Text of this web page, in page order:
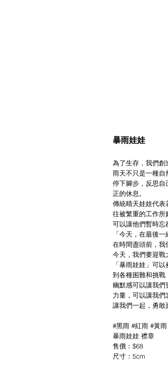
暴雨娃娃
為了生存，我們創
雨天不只是一種自
停下腳步，反思自
正的休息。
傳統晴天娃娃代表
往被繁重的工作所
可以讓他們暫時忘
「今天，在最後一
在時間盡頭前，我
今天，我們要迎戰
「暴雨娃娃」可
到各種困難和挑戰
幽默感可以讓我們
力量，可以讓我們
讓我們一起，勇敢
#黑雨 #紅雨 #黃
暴雨娃娃 襟章
售價：$68
尺寸：5cm